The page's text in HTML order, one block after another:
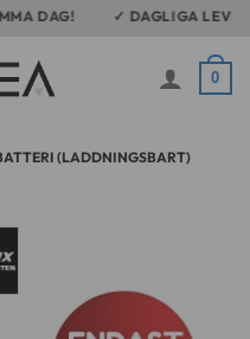
DAG! ✓ DAGLIGA
0
(LADDNINGSBART)